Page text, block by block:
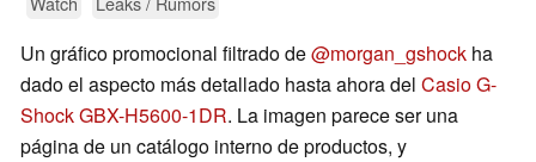
Un gráfico promocional filtrado de@morgan_gshock ha
dado el aspecto más detallado hasta ahora del Casio G-
Shock GBX-H5600-1DR. La imagen parece ser una
página de un catálogo interno de productos, y